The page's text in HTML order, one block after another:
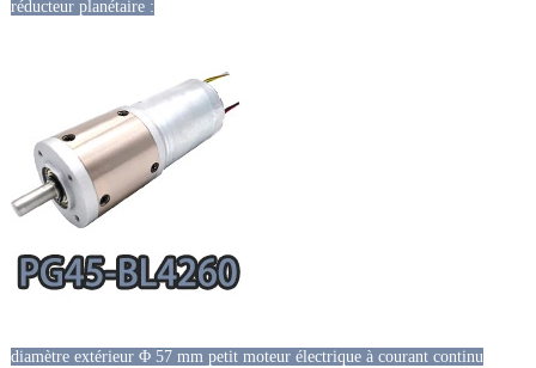
réducteur planétaire :
diamètre extérieur Φ 57 mm petit moteur électrique à courant continu